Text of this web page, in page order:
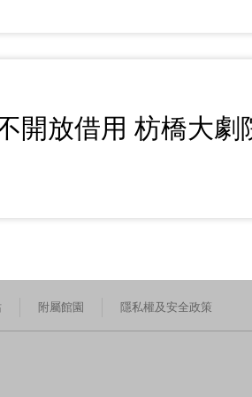
開放借用 枋橋大劇
附屬館園 隱私權及安全政策